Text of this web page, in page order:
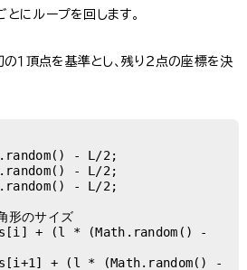
にループを回します。
１頂点を基準とし、残り２点の座標を決